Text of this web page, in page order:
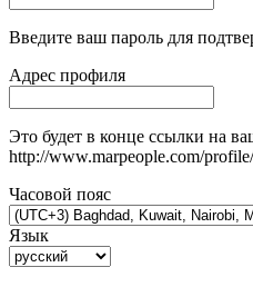
Введите ваш пароль для
Адрес профиля
Это будет в конце ссылки на
http://www.marpeople.com/
Часовой пояс
Язык